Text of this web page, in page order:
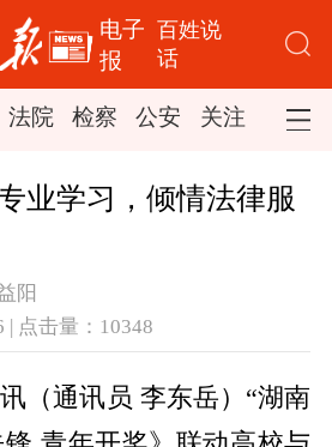
电子
报
百姓说
话
法院 检察 公安 关注 司法
业学习，倾情法律服
阳
| 点击量：10348
（通讯员 李东岳）“湖南